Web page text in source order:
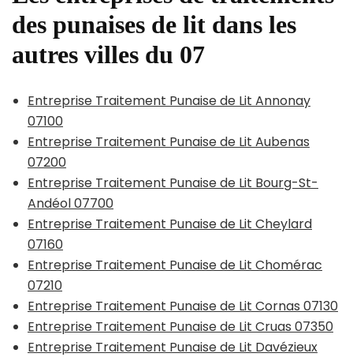
des punaises de lit dans les
autres villes du 07
Entreprise Traitement Punaise de Lit Annonay
07100
Entreprise Traitement Punaise de Lit Aubenas
07200
Entreprise Traitement Punaise de Lit Bourg-St-
Andéol 07700
Entreprise Traitement Punaise de Lit Cheylard
07160
Entreprise Traitement Punaise de Lit Chomérac
07210
Entreprise Traitement Punaise de Lit Cornas 07130
Entreprise Traitement Punaise de Lit Cruas 07350
Entreprise Traitement Punaise de Lit Davézieux